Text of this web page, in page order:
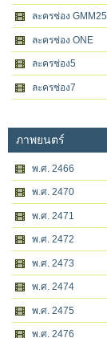
ละครช่อง GMM25
ละครช่อง ONE
ละครช่อง5
ละครช่อง7
ภาพยนตร์
พ.ศ. 2466
พ.ศ. 2470
พ.ศ. 2471
พ.ศ. 2472
พ.ศ. 2473
พ.ศ. 2474
พ.ศ. 2475
พ.ศ. 2476